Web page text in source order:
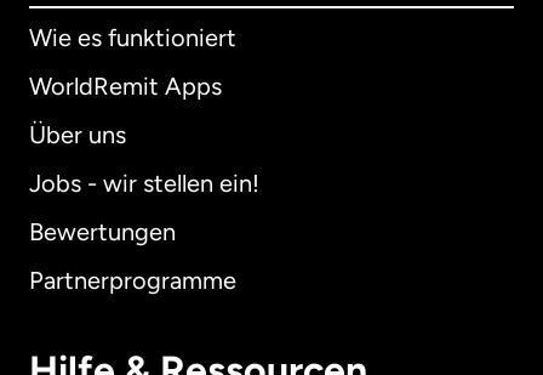
Wie es funktioniert
WorldRemit Apps
Über uns
Jobs - wir stellen ein!
Bewertungen
Partnerprogramme